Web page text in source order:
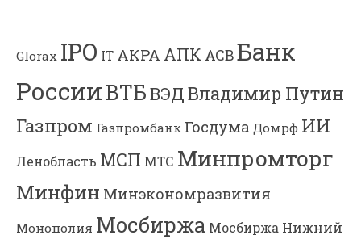
Glorax IPO IT АКРА АПК АСВБанк
РоссииВТБВЭДВладимир Путин
Газпром Газпромбанк Госдума Домрф ИИ
Ленобласть МСП МТС Минпромторг
Минфин Минэкономразвития
Монополия Мосбиржа Мосбиржа Нижний